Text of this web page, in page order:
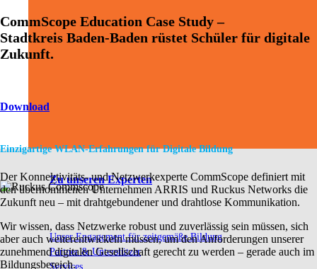
Zu unseren Experten
Unser Engagement für zeitgemäße Bildung
Partner & Unterstützer
Services
CommScope Education Case Study –
Stadtkreis Baden-Baden rüstet Schüler für digitale
Zukunft.
Download
Einzigartige WLAN-Erfahrungen für Digitale Bildung
Der Konnektivitäts- und Netzwerkexperte CommScope definiert mit
den übernommenen Unternehmen ARRIS und Ruckus Networks die
Zukunft neu – mit drahtgebundener und drahtlose Kommunikation.
Wir wissen, dass Netzwerke robust und zuverlässig sein müssen, sich
aber auch weiterentwickeln müssen, um den Anforderungen unserer
zunehmend digitalen Gesellschaft gerecht zu werden – gerade auch im
Bildungsbereich.